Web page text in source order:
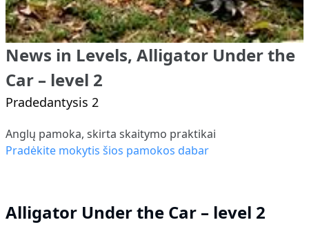
News in Levels, Alligator Under the
Car – level 2
Pradedantysis 2
Anglų pamoka, skirta skaitymo praktikai
Pradėkite mokytis šios pamokos dabar
Alligator Under the Car – level 2